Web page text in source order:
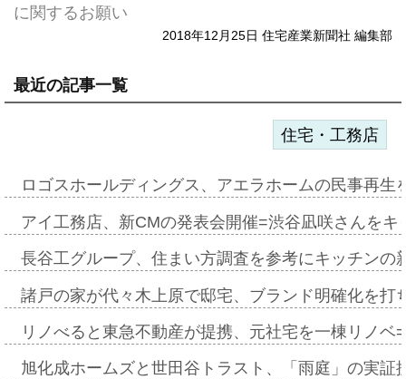
に関するお願い
2018年12月25日 住宅産業新聞社 編集部
最近の記事一覧
住宅・工務店
ロゴスホールディングス、アエラホームの民事再
アイ工務店、新CMの発表会開催=渋谷凪咲さんを
長谷工グループ、住まい方調査を参考にキッチン
諸戸の家が代々木上原で邸宅、ブランド明確化を
リノべると東急不動産が提携、元社宅を一棟リノ
旭化成ホームズと世田谷トラスト、「雨庭」の実